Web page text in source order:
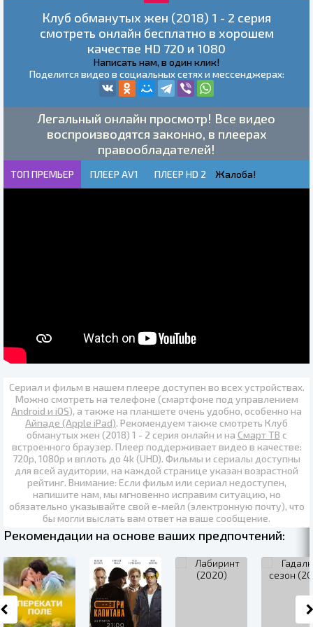
Клуб обманутых жен (2018) 1 - 2 серия
смотреть онлайн бесплатно в хорошем
качестве HD 720 и 1080
Написать нам, в один клик!
Поделится видео в социальных сетях и мессенджерах:
Легальный онлайн просмотр! Все видео
воспроизводятся законно, в плеерах
правообладателей!
ТОП ПРЕМЬЕР ПЛЕЕР AV1 ПЛЕЕР HD 2 Жалоба!
Сериал и фильм в нашем плеере доступен во всех устройствах.
Можно смотреть на телефоне (смартфоне под управлением
Android и iOS), а также на планшете очень удобно, особенно на
Айпаде (Apple iPad). Рекомендуем также смотреть Клуб
обманутых жен (2018) 1 - 2 серия онлайн и на Смарт ТВ с
встроенного браузер. Плеер поддерживает видео в качестве:
720p, 1080p и вплоть до 4k (UHD). Фильмы и сериалы доступны
для всей аудитории, на каждой странице указан возрастной
рейтинг. Внимание: Если фильм или сериал недоступен,
напишите нам, мы мгновенно исправим ситуацию, но
обязательно указывайте свой е-мейл (электронную почту), что
бы могли выслать вам ответ на ваше сообщение.
Рекомендации на основе ваших предпочтений: